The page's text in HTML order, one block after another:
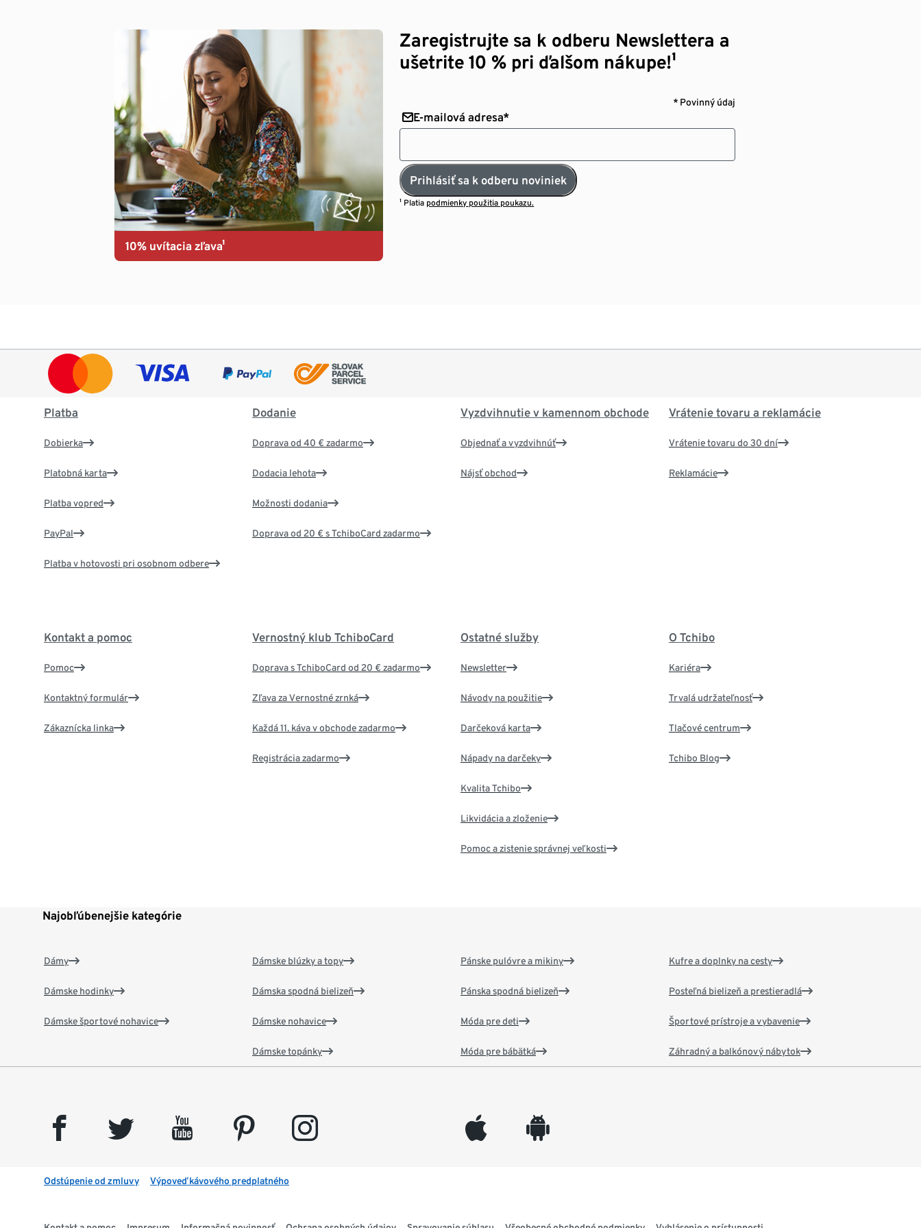
10% uvítacia zľava¹
Zaregistrujte sa k odberu Newslettera a
ušetrite 10 % pri ďalšom nákupe!¹
* Povinný údaj
E-mailová adresa*
Prihlásiť sa k odberu noviniek
¹ Platia podmienky použitia poukazu.
Platba
Dobierka
Platobná karta
Platba vopred
PayPal
Platba v hotovosti pri osobnom odbere
Dodanie
Doprava od 40 € zadarmo
Dodacia lehota
Možnosti dodania
Doprava od 20 € s TchiboCard zadarmo
Vyzdvihnutie v kamennom obchode
Objednať a vyzdvihnúť
Nájsť obchod
Vrátenie tovaru a reklamácie
Vrátenie tovaru do 30 dní
Reklamácie
Kontakt a pomoc
Pomoc
Kontaktný formulár
Zákaznícka linka
Vernostný klub TchiboCard
Doprava s TchiboCard od 20 € zadarmo
Zľava za Vernostné zrnká
Každá 11. káva v obchode zadarmo
Registrácia zadarmo
Ostatné služby
Newsletter
Návody na použitie
Darčeková karta
Nápady na darčeky
Kvalita Tchibo
Likvidácia a zloženie
Pomoc a zistenie správnej veľkosti
O Tchibo
Kariéra
Trvalá udržateľnosť
Tlačové centrum
Tchibo Blog
Najobľúbenejšie kategórie
Dámy
Dámske hodinky
Dámske športové nohavice
Dámske blúzky a topy
Dámska spodná bielizeň
Dámske nohavice
Dámske topánky
Pánske pulóvre a mikiny
Pánska spodná bielizeň
Móda pre deti
Móda pre bábätká
Kufre a doplnky na cesty
Posteľná bielizeň a prestieradlá
Športové prístroje a vybavenie
Záhradný a balkónový nábytok
facebook twitter youtube pinterest instagram appleinc android
Odstúpenie od zmluvy Výpoveď kávového predplatného